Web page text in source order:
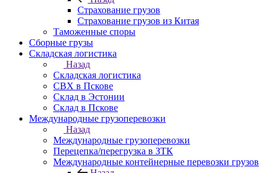
Страхование грузов
Страхование грузов из Китая
Таможенные споры
Сборные грузы
Складская логистика
Назад
Складская логистика
СВХ в Пскове
Склад в Эстонии
Склад в Пскове
Международные грузоперевозки
Назад
Международные грузоперевозки
Перецепка/перегрузка в ЗТК
Международные контейнерные перевозки грузов